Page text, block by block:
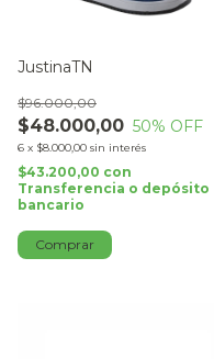
JustinaTN
$48.000,00
$96.000,00
50% OFF
6 x $8.000,00 sin interés
$43.200,00 con
Transferencia o depósito
bancario
Comprar